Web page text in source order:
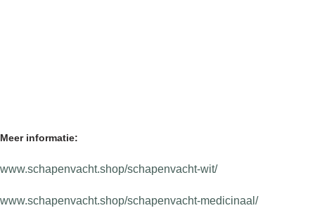
Meer informatie:
www.schapenvacht.shop/schapenvacht-wit/
www.schapenvacht.shop/schapenvacht-medicinaal/